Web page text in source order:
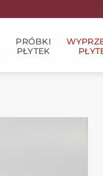
PRÓBKI
PŁYTEK